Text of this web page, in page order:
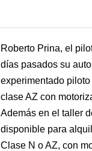
Roberto Prina, el
días pasados su
experimentado
clase AZ con
Además en el taller
disponible para
Clase N o AZ, con